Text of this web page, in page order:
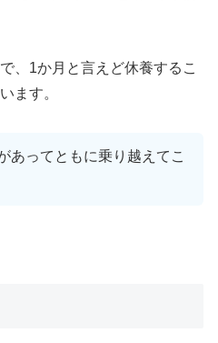
、1か月と言えど休養するこ
ます。
あってともに乗り越えてこ